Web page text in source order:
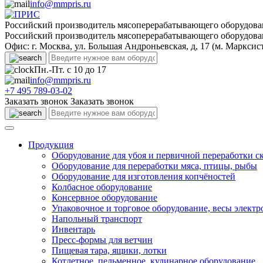
info@mmpris.ru
Российский производитель мясоперерабатывающего
Российский производитель мясоперерабатывающего
Офис: г. Москва, ул. Большая Андроньевская, д, 17 (м.
Пн.-Пт. с 10 до 17
info@mmpris.ru
+7 495 789-03-02
Заказать звонок Заказать звонок
Продукция
Оборудование для убоя и первичной переработки
Оборудование для переработки мяса, птицы, рыбы
Оборудование для изготовления копчёностей
Колбасное оборудование
Консервное оборудование
Упаковочное и торговое оборудование, весы
Напольный транспорт
Инвентарь
Пресс-формы для ветчин
Пищевая тара, ящики, лотки
Котлетное, пельменное, кулинарное оборудование